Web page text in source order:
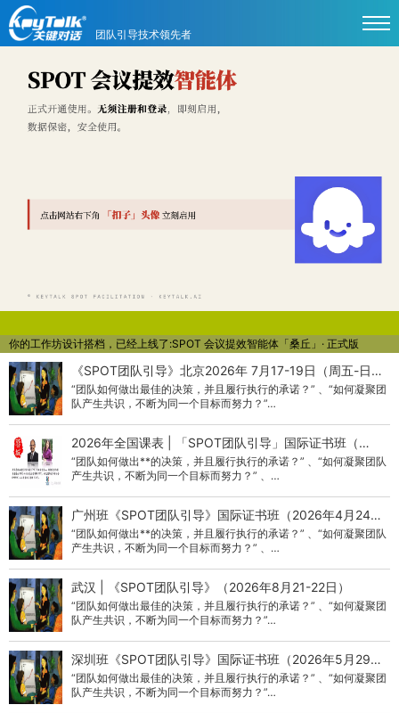
团队引导技术领先者
你的工作坊设计搭档，已经上线了:SPOT 会议提效智能体「桑丘」· 正式版
《SPOT团队引导》北京2026年 7月17-19日（周五-日…
“团队如何做出最佳的决策，并且履行执行的承诺？” 、“如何凝聚团
队产生共识，不断为同一个目标而努力？”…
2026年全国课表 | 「SPOT团队引导」国际证书班（…
“团队如何做出**的决策，并且履行执行的承诺？” 、“如何凝聚团队
产生共识，不断为同一个目标而努力？” 、…
广州班《SPOT团队引导》国际证书班（2026年4月24…
“团队如何做出**的决策，并且履行执行的承诺？” 、“如何凝聚团队
产生共识，不断为同一个目标而努力？” 、…
武汉 | 《SPOT团队引导》（2026年8月21-22日）
“团队如何做出最佳的决策，并且履行执行的承诺？” 、“如何凝聚团
队产生共识，不断为同一个目标而努力？”…
深圳班《SPOT团队引导》国际证书班（2026年5月29…
“团队如何做出最佳的决策，并且履行执行的承诺？” 、“如何凝聚团
队产生共识，不断为同一个目标而努力？”…